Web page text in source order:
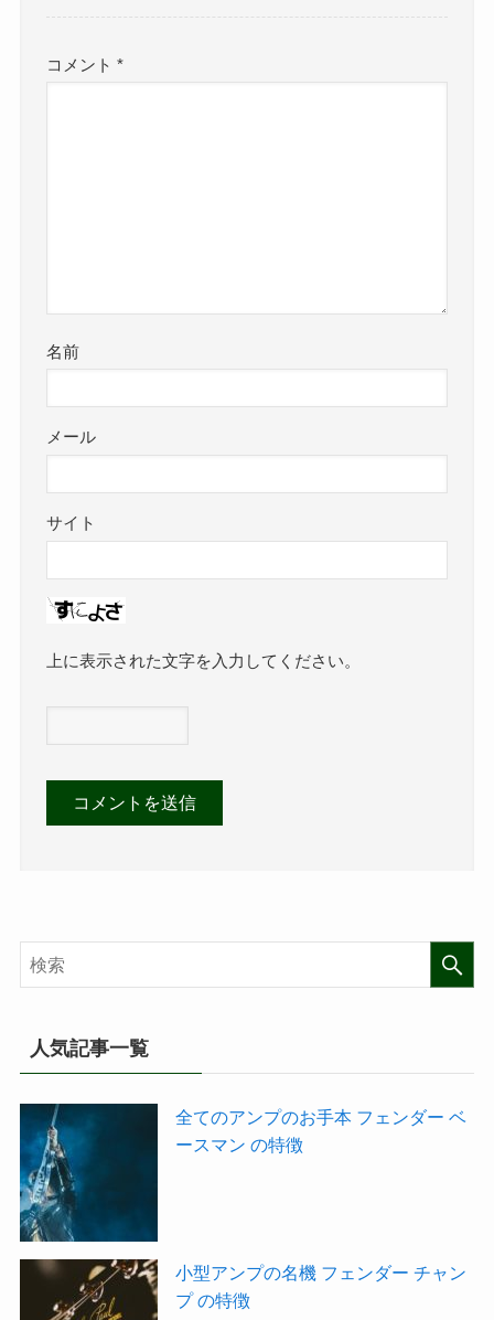
コメント*
名前
メール
サイト
上に表示された文字を入力してください。
人気記事一覧
全てのアンプのお手本 フェンダー ベ
ースマン の特徴
小型アンプの名機 フェンダー チャン
プ の特徴